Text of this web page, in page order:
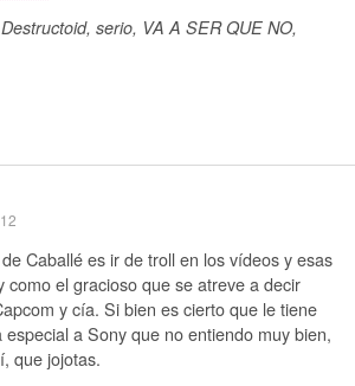
serio, VA A SER QUE NO,
Caballé es ir de troll en los vídeos y esas
como el gracioso que se atreve a decir
y cía. Si bien es cierto que le tiene
especial a Sony que no entiendo muy bien,
que jojotas.